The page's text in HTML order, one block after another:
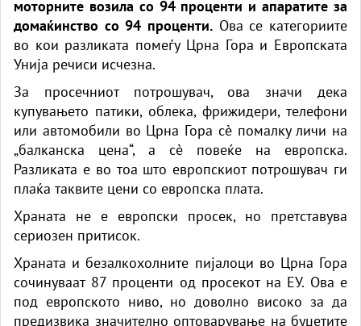
моторните возила со 94 проценти и апаратите за
домаќинство со 94 проценти. Ова се категориите
во кои разликата помеѓу Црна Гора и Европската
Унија речиси исчезна.
За просечниот потрошувач, ова значи дека
купувањето патики, облека, фрижидери, телефони
или автомобили во Црна Гора сè помалку личи на
„балканска цена“, а сè повеќе на европска.
Разликата е во тоа што европскиот потрошувач ги
плаќа таквите цени со европска плата.
Храната не е европски просек, но претставува
сериозен притисок.
Храната и безалкохолните пијалоци во Црна Гора
сочинуваат 87 проценти од просекот на ЕУ. Ова е
под европското ниво, но доволно високо за да
предизвика значително оптоварување на буџетите